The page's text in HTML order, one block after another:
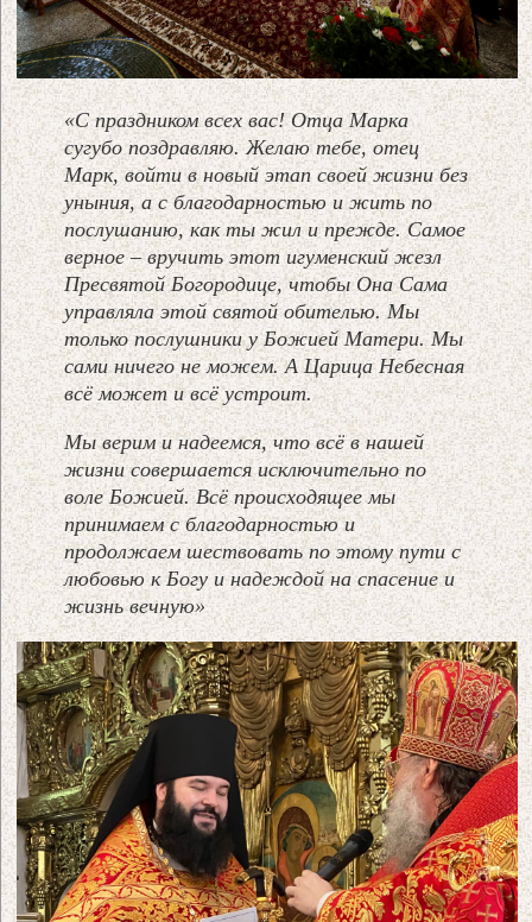
«С праздником всех вас! Отца Марка
сугубо поздравляю. Желаю тебе, отец
Марк, войти в новый этап своей жизни без
уныния, а с благодарностью и жить по
послушанию, как ты жил и прежде. Самое
верное – вручить этот игуменский жезл
Пресвятой Богородице, чтобы Она Сама
управляла этой святой обителью. Мы
только послушники у Божией Матери. Мы
сами ничего не можем. А Царица Небесная
всё может и всё устроит.
Мы верим и надеемся, что всё в нашей
жизни совершается исключительно по
воле Божией. Всё происходящее мы
принимаем с благодарностью и
продолжаем шествовать по этому пути с
любовью к Богу и надеждой на спасение и
жизнь вечную»